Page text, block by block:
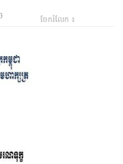
ចែករំលែក ៖